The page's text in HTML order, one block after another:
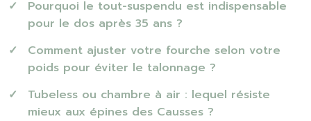
Pourquoi le tout-suspendu est indispensable
pour le dos après 35 ans ?
Comment ajuster votre fourche selon votre
poids pour éviter le talonnage ?
Tubeless ou chambre à air : lequel résiste
mieux aux épines des Causses ?